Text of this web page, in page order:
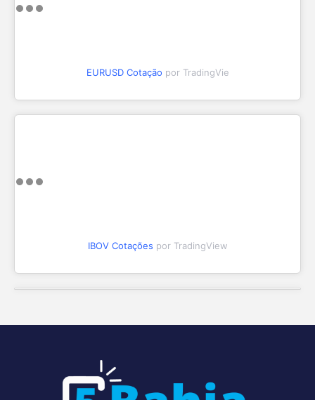
EURUSD Cotação por TradingVie
IBOV Cotações por TradingView